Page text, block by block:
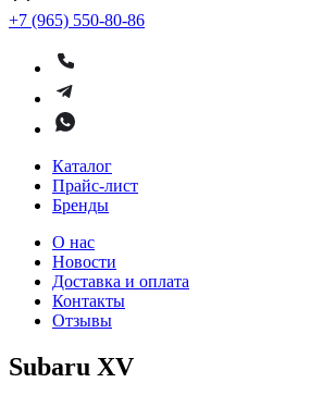
+7 (965) 550-80-86
Каталог
Прайс-лист
Бренды
О нас
Новости
Доставка и оплата
Контакты
Отзывы
Subaru XV